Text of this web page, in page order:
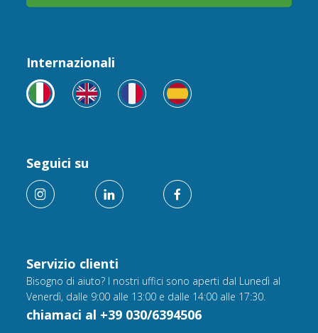
Servizio clienti
Bisogno di aiuto? I nostri uffici sono aperti dal Lunedì al
Venerdì, dalle 9:00 alle 13:00 e dalle 14:00 alle 17:30.
chiamaci al +39 030/6394506
Internazionali
Seguici su